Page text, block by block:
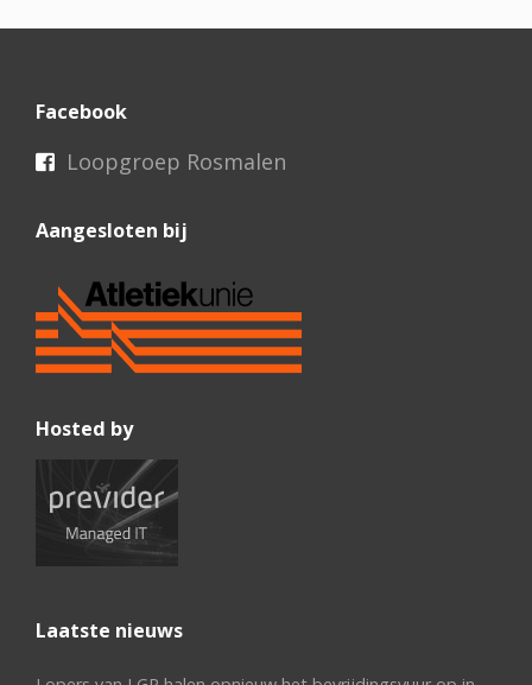
Facebook
Loopgroep Rosmalen
Aangesloten bij
Hosted by
Laatste nieuws